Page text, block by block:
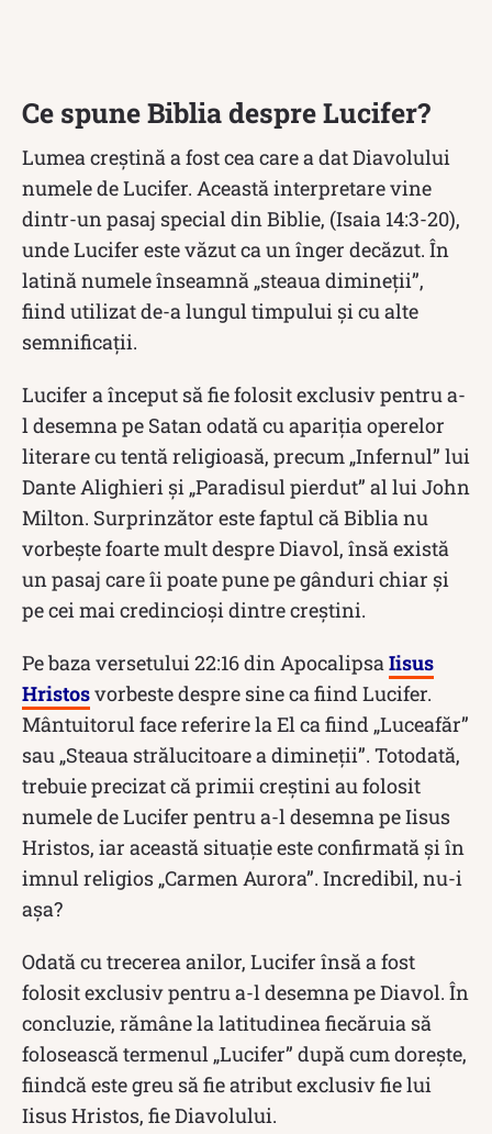
Ce spune Biblia despre Lucifer?
Lumea creștină a fost cea care a dat Diavolului
numele de Lucifer. Această interpretare vine
dintr-un pasaj special din Biblie, (Isaia 14:3-20),
unde Lucifer este văzut ca un înger decăzut. În
latină numele înseamnă „steaua dimineții”,
fiind utilizat de-a lungul timpului şi cu alte
semnificaţii.
Lucifer a început să fie folosit exclusiv pentru a-
l desemna pe Satan odată cu apariția operelor
literare cu tentă religioasă, precum „Infernul” lui
Dante Alighieri și „Paradisul pierdut” al lui John
Milton. Surprinzător este faptul că Biblia nu
vorbește foarte mult despre Diavol, însă există
un pasaj care îi poate pune pe gânduri chiar și
pe cei mai credincioși dintre creștini.
Pe baza versetului 22:16 din Apocalipsa Iisus
Hristosvorbeste despre sine ca fiind Lucifer.
Mântuitorul face referire la El ca fiind „Luceafăr”
sau „Steaua strălucitoare a dimineții”. Totodată,
trebuie precizat că primii creștini au folosit
numele de Lucifer pentru a-l desemna pe Iisus
Hristos, iar această situație este confirmată și în
imnul religios „Carmen Aurora”. Incredibil, nu-i
așa?
Odată cu trecerea anilor, Lucifer însă a fost
folosit exclusiv pentru a-l desemna pe Diavol. În
concluzie, rămâne la latitudinea fiecăruia să
folosească termenul „Lucifer” după cum dorește,
fiindcă este greu să fie atribut exclusiv fie lui
Iisus Hristos, fie Diavolului.